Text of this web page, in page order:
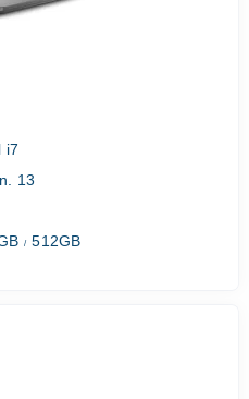
i7
13
/ 512GB